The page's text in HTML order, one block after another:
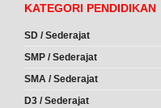
KATEGORI PENDIDIKAN
SD / Sederajat
SMP / Sederajat
SMA / Sederajat
D3 / Sederajat